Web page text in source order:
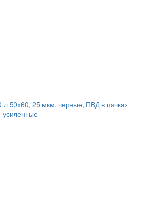
50х60, 25 мкм, черные, ПВД в пачках
усиленные